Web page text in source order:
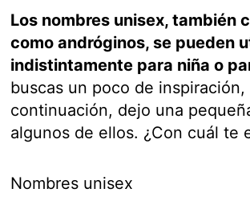
Los nombres unisex, también
como andróginos, se pueden
indistintamente para niña o
buscas un poco de inspiración,
continuación, dejo una
algunos de ellos. ¿Con cuál te
Nombres unisex